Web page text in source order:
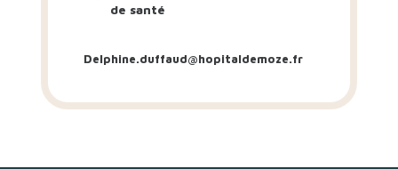
de santé
Delphine.duffaud@hopitaldemoze.fr